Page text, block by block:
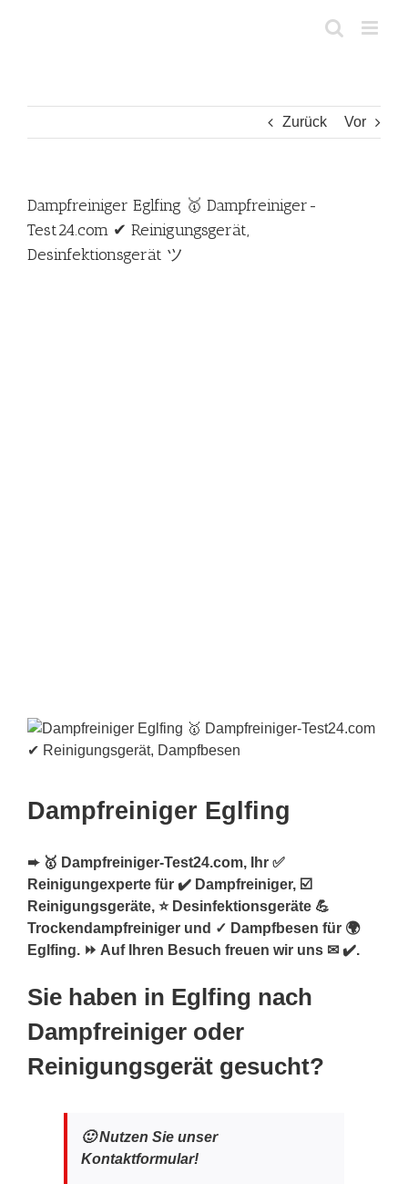
Zurück Vor
Dampfreiniger Eglfing 🥇 Dampfreiniger-
Test24.com ✔ Reinigungsgerät,
Desinfektionsgerät ツ
Dampfreiniger Eglfing
➨ 🥇 Dampfreiniger-Test24.com, Ihr ✅
Reinigungexperte für ✔️ Dampfreiniger, ☑️
Reinigungsgeräte, ⭐ Desinfektionsgeräte 💪
Trockendampfreiniger und ✓ Dampfbesen für 🌍
Eglfing. ⏩ Auf Ihren Besuch freuen wir uns ✉ ✔️.
Sie haben in Eglfing nach
Dampfreiniger oder
Reinigungsgerät gesucht?
🙂 Nutzen Sie unser
Kontaktformular!